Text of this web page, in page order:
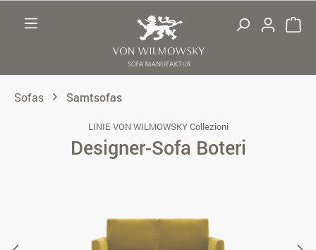
Sofas Samtsofas
LINIE VON WILMOWSKY Collezioni
Designer-Sofa Boteri